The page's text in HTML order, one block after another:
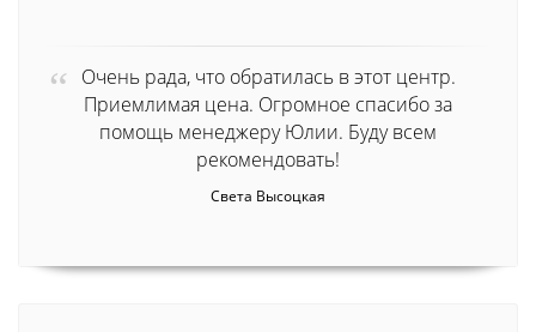
Очень рада, что обратилась в этот центр.
Приемлимая цена. Огромное спасибо за
помощь менеджеру Юлии. Буду всем
рекомендовать!
Света Высоцкая